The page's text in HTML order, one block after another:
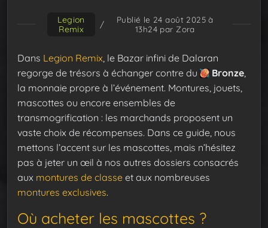
Legion
Remix
/
Publié le 24 août 2025 à
13h24 par Zora
Dans Legion Remix , le Bazar infini de Dalaran
regorge de trésors à échanger contre du
Bronze
la monnaie propre à l’événement. Montures, jouets,
mascottes ou encore ensembles de
transmogrification : les marchands proposent un
vaste choix de récompenses. Dans ce guide, nous
mettons l’accent sur les mascottes, mais n’hésitez
pas à jeter un œil à nos autres dossiers consacrés
aux montures de classe et aux nombreuses
montures exclusives.
Où acheter les mascottes ?